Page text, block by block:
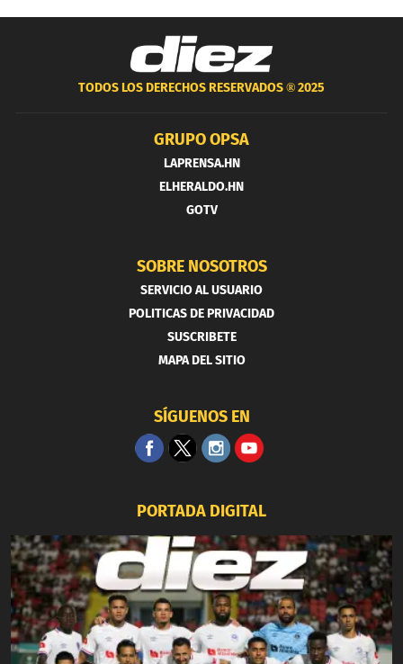
TODOS LOS DERECHOS RESERVADOS ®2025
GRUPO OPSA
LAPRENSA.HN
ELHERALDO.HN
GOTV
SOBRE NOSOTROS
SERVICIO AL USUARIO
POLITICAS DE PRIVACIDAD
SUSCRIBETE
MAPA DEL SITIO
SÍGUENOS EN
PORTADA DIGITAL